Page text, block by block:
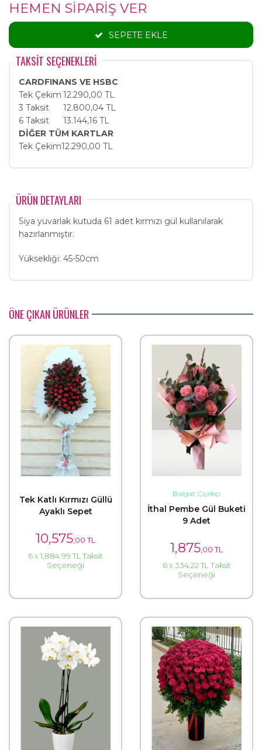
HEMEN SİPARİŞ VER
SEPETE EKLE
TAKSİT SEÇENEKLERİ
CARDFINANS VE HSBC
Tek Çekim 12.290,00 TL
3 Taksit
12.800,04 TL
6 Taksit
13.144,16 TL
DİĞER TÜM KARTLAR
Tek Çekim12.290,00 TL
ÜRÜN DETAYLARI
Siya yuvarlak kutuda 61 adet kırmızı gül kullanılarak
hazırlanmıştır.
Yüksekliği: 45-50cm
ÖNE ÇIKAN ÜRÜNLER
Tek Katlı Kırmızı Güllü
Ayaklı Sepet
10,575 ,00 TL
6 x 1,884.99 TL Taksit
Seçeneği
Balgat Çiçekçi
İthal Pembe Gül Buketi
9 Adet
1,875 ,00 TL
6 x 334.22 TL Taksit
Seçeneği